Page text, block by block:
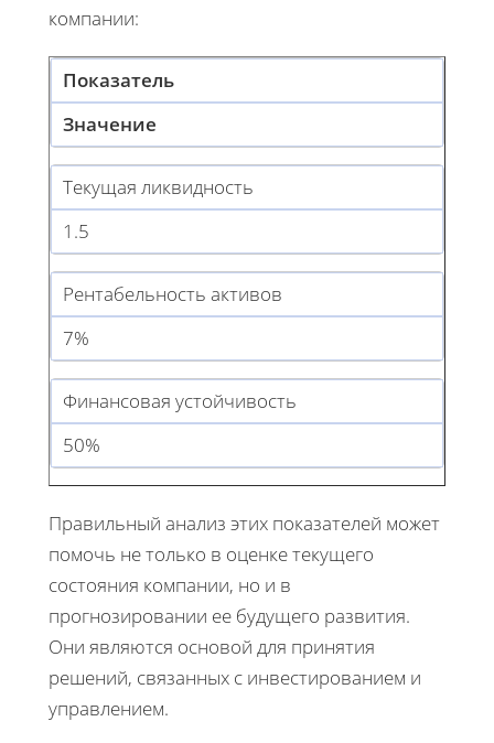
компании:
Показатель
Значение
Текущая ликвидность
1.5
Рентабельность активов
7%
Финансовая устойчивость
50%
Правильный анализ этих показателей может
помочь не только в оценке текущего
состояния компании, но и в
прогнозировании ее будущего развития.
Они являются основой для принятия
решений, связанных с инвестированием и
управлением.